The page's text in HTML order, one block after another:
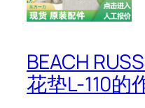
BEACH
花垫L-110的